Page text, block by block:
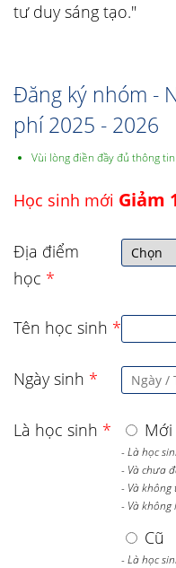
tư duy sáng tạo."
Đăng ký nhóm -
phí 2025 - 2026
Vùi lòng điền đầy đủ thông
Học sinh mới Giảm
Địa điểm
học *
Tên học sinh *
Ngày sinh *
Là học sinh * Mới
- Là học
- Và chưa
- Và không
- Và không
Cũ
- Là học